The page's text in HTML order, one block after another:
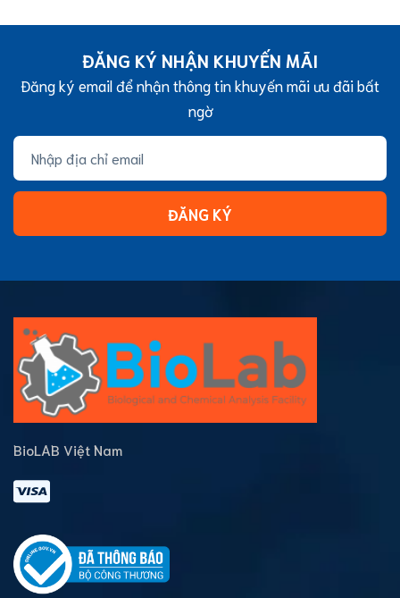
ĐĂNG KÝ NHẬN KHUYẾN MÃI
Đăng ký email để nhận thông tin khuyến mãi ưu đãi bất
ngờ
ĐĂNG KÝ
BioLAB Việt Nam